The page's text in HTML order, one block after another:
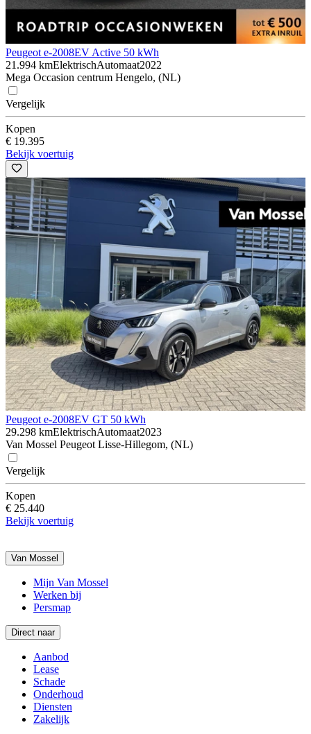
Peugeot e-2008EV Active 50 kWh
21.994 kmElektrischAutomaat2022
Mega Occasion centrum Hengelo, (NL)
Vergelijk
Kopen
€ 19.395
Bekijk voertuig
Peugeot e-2008EV GT 50 kWh
29.298 kmElektrischAutomaat2023
Van Mossel Peugeot Lisse-Hillegom, (NL)
Vergelijk
Kopen
€ 25.440
Bekijk voertuig
Van Mossel
Mijn Van Mossel
Werken bij
Persmap
Direct naar
Aanbod
Lease
Schade
Onderhoud
Diensten
Zakelijk